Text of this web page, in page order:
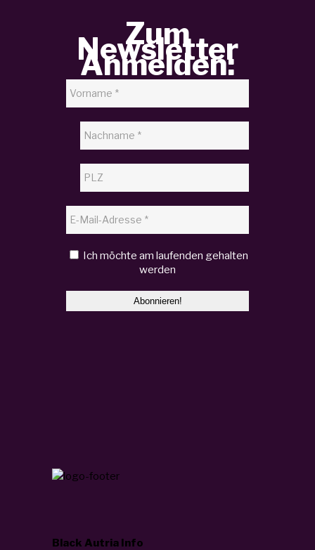
Zum
Newsletter
Anmelden:
Ich möchte am laufenden gehalten
werden
Black Autria Info